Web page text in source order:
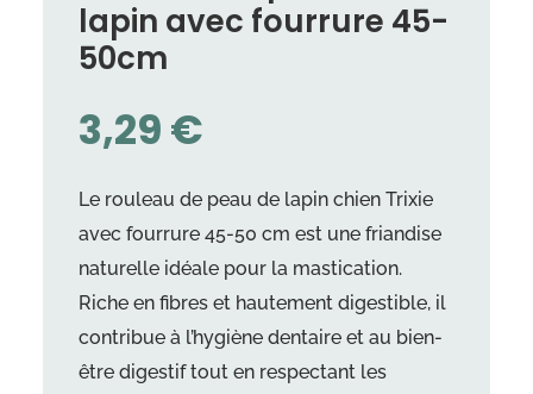
lapin avec fourrure 45-
50cm
3,29€
Le rouleau de peau de lapin chien Trixie
avec fourrure 45-50 cm est une friandise
naturelle idéale pour la mastication.
Riche en fibres et hautement digestible, il
contribue à l’hygiène dentaire et au bien-
être digestif tout en respectant les